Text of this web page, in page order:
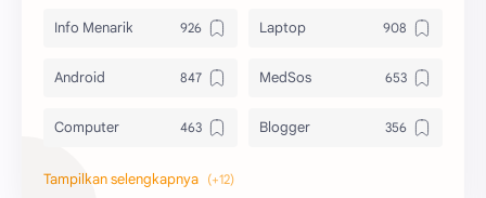
Info Menarik Laptop
Android MedSos
Computer Blogger
Komputer